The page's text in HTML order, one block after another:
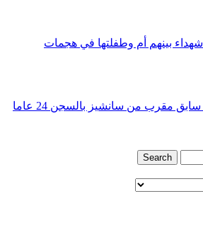
حرب الإبادة مستمرة: 8 شهداء بينهم أم وطفلتها في هجمات
الحكم على وزير إسباني سابق مقرب من سانشيز بالسجن 24 عاما